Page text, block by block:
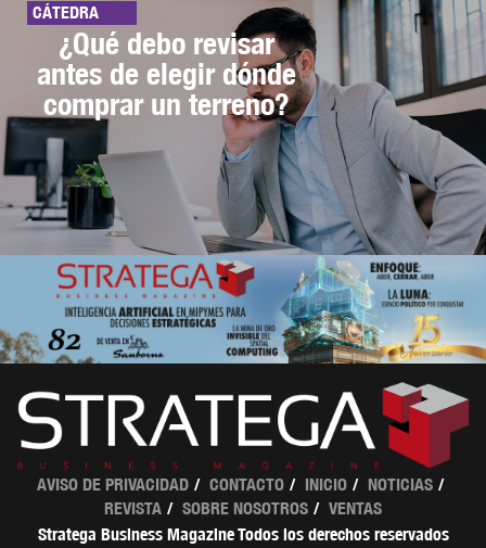
CÁTEDRA
¿Qué debo revisar
antes de elegir dónde
comprar un terreno?
AVISO DE PRIVACIDAD CONTACTO INICIO
NOTICIAS
REVISTA
SOBRE NOSOTROS
VENTAS
Stratega Business Magazine Todos los derechos reservados